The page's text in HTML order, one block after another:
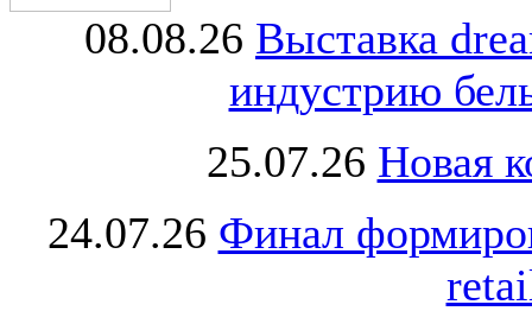
08.08.26 Выставка
индустрию
25.07.26 Новая
24.07.26 Финал